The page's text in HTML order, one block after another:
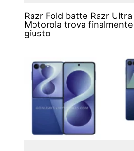
Razr Fold batte Razr Ultra
Motorola trova
giusto